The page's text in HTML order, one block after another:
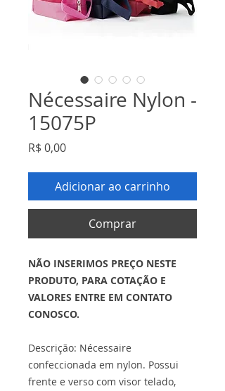
Nécessaire Nylon -
15075P
R$ 0,00Preço
Adicionar ao carrinho
Comprar
NÃO INSERIMOS PREÇO NESTE
PRODUTO, PARA COTAÇÃO E
VALORES ENTRE EM CONTATO
CONOSCO.
Descrição: Nécessaire
confeccionada em nylon. Possui
frente e verso com visor telado,